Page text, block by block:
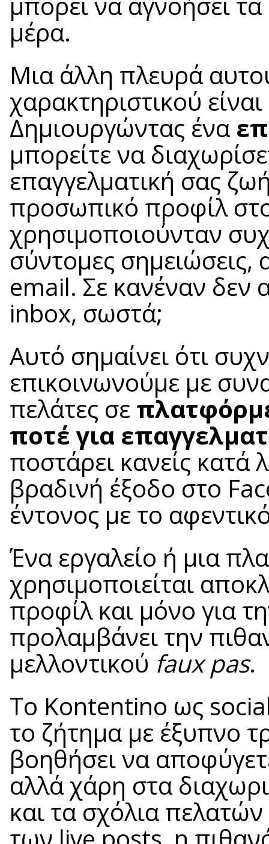
μέρα.
Μια άλλη πλευρά
χαρακτηριστικού είναι
Δημιουργώντας ένα
μπορείτε να
επαγγελματική σας
προσωπικό προφίλ
χρησιμοποιούνταν
σύντομες σημειώσεις,
email. Σε κανέναν δεν
inbox, σωστά;
Αυτό σημαίνει ότι
επικοινωνούμε με
πελάτες σε
ποτέ για
ποστάρει κανείς
βραδινή έξοδο στο
έντονος με το
Ένα εργαλείο ή μια
χρησιμοποιείται
προφίλ και μόνο για
προλαμβάνει την
μελλοντικού faux pas.
Το Kontentino ως
το ζήτημα με έξυπνο
βοηθήσει να
αλλά χάρη στα
και τα σχόλια